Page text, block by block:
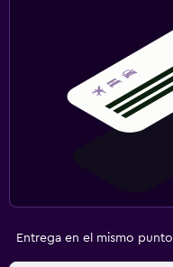
Entrega en el mismo punto